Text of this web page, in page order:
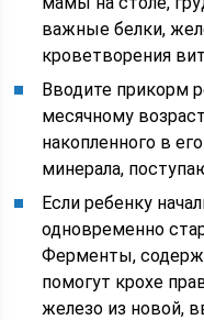
важные белки,
кроветворения
Вводите прикорм
месячному
накопленного в
минерала,
Если ребенку
одновременно
Ферменты,
помогут крохе
железо из новой,